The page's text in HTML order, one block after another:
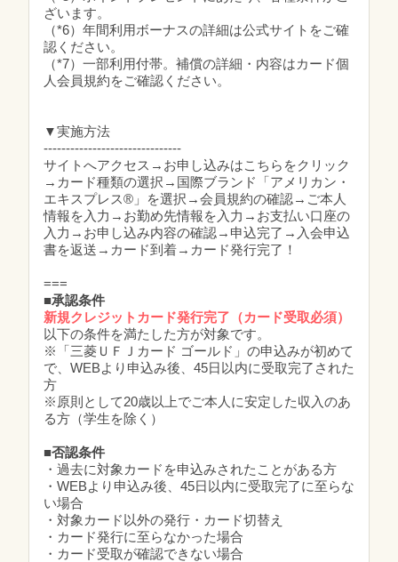
ざいます。
（*6）年間利用ボーナスの詳細は公式サイトをご確
認ください。
（*7）一部利用付帯。補償の詳細・内容はカード個
人会員規約をご確認ください。
▼実施方法
-------------------------------
サイトへアクセス→お申し込みはこちらをクリック
→カード種類の選択→国際ブランド「アメリカン・
エキスプレス®」を選択→会員規約の確認→ご本人
情報を入力→お勤め先情報を入力→お支払い口座の
入力→お申し込み内容の確認→申込完了→入会申込
書を返送→カード到着→カード発行完了！
===
■承認条件
新規クレジットカード発行完了（カード受取必須）
以下の条件を満たした方が対象です。
※「三菱ＵＦＪカード ゴールド」の申込みが初めて
で、WEBより申込み後、45日以内に受取完了された
方
※原則として20歳以上でご本人に安定した収入のあ
る方（学生を除く）
■否認条件
・過去に対象カードを申込みされたことがある方
・WEBより申込み後、45日以内に受取完了に至らな
い場合
・対象カード以外の発行・カード切替え
・カード発行に至らなかった場合
・カード受取が確認できない場合